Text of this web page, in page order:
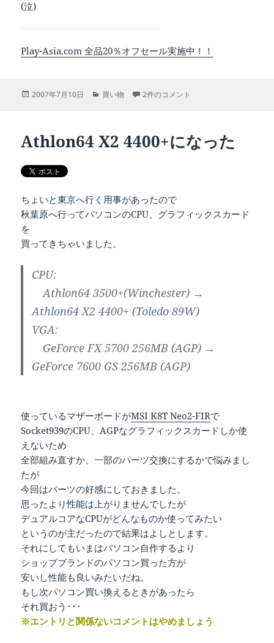
(泣)
Play-Asia.com 全品20％オフセール実施中！！
投
2007年7月10日
カ
ー
買い物 Play-Asia.comで、また202OFFセール
2件のコメント
Athlon64 X2 4400+になった
ちょいと東京へ行く用事があったので
秋葉原へ行ってパソコンのCPU、グラフィックスカード
を
買ってきちゃいました。
CPU:
Athlon64 3500+(Winchester) →
Athlon64 X2 4400+ (Toledo 89W)
VGA:
GeForce FX 5700 256MB (AGP) →
GeForce 7600 GS 256MB (AGP)
使っているマザーボードがMSI K8T Neo2-FIRで
Socket939のCPU、AGPなグラフィックスカードしか使
えないため
全部組み直すか、一部のパーツ交換にするかで悩みまし
たが
今回はパーツの好感にしておきました。
思ったより性能は上がりませんでしたが
デュアルコアなCPUがどんなものか使ってみたい
というのが主だったので結果はよしとします。
それにしてもいまはパソコン自作するより
ショップブランドのパソコン買った方が
安いし性能も良いみたいだね。
もし次パソコン買い換えるときがあったら
それ買おう･･･
※エントリと関係ないコメントはやめましょう